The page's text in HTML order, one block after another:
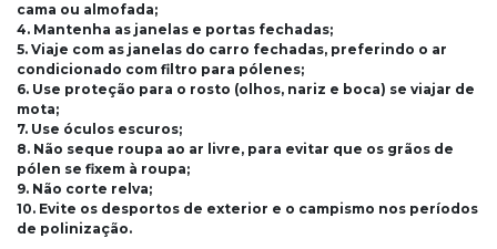
cama ou almofada;
4. Mantenha as janelas e portas fechadas;
5. Viaje com as janelas do carro fechadas, preferindo o ar
condicionado com filtro para pólenes;
6. Use proteção para o rosto (olhos, nariz e boca) se viajar de
mota;
7. Use óculos escuros;
8. Não seque roupa ao ar livre, para evitar que os grãos de
pólen se fixem à roupa;
9. Não corte relva;
10. Evite os desportos de exterior e o campismo nos períodos
de polinização.